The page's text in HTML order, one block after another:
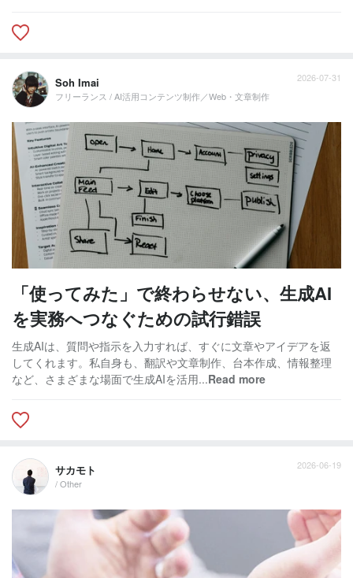
Soh Imai
フリーランス / AI活用コンテンツ制作／Web・文章制作
2026-07-31
「使ってみた」で終わらせない、生成AI
を実務へつなぐための試行錯誤
生成AIは、質問や指示を入力すれば、すぐに文章やアイデアを返
してくれます。私自身も、翻訳や文章制作、台本作成、情報整理
など、さまざまな場面で生成AIを活用...Read more
サカモト
/ Other
2026-06-19